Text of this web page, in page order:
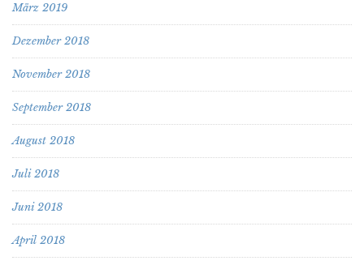
März 2019
Dezember 2018
November 2018
September 2018
August 2018
Juli 2018
Juni 2018
April 2018